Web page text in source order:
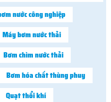
nước công nghiệp
Máy bơm nước thải
Bơm chìm nước thải
Bơm hóa chất thùng phuy
Quạt thổi khí